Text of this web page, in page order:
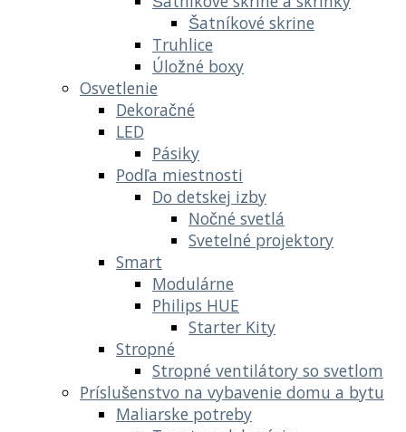
Šatníkové skrine
Truhlice
Úložné boxy
Osvetlenie
Dekoračné
LED
Pásiky
Podľa miestnosti
Do detskej izby
Nočné svetlá
Svetelné projektory
Smart
Modulárne
Philips HUE
Starter Kity
Stropné
Stropné ventilátory so svetlom
Príslušenstvo na vybavenie domu a bytu
Maliarske potreby